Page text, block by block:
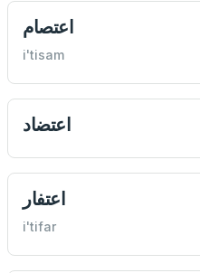
اعتصام
i'tisam
اعتضاد
اعتفار
i'tifar